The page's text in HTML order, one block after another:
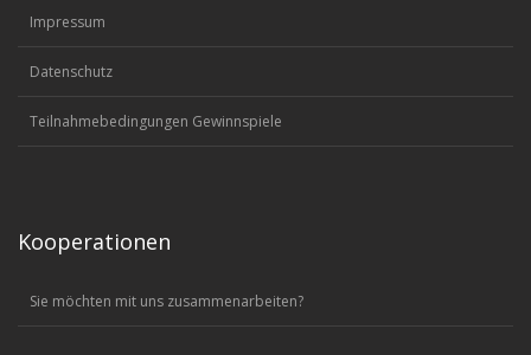
Impressum
Datenschutz
Teilnahmebedingungen Gewinnspiele
Kooperationen
Sie möchten mit uns zusammenarbeiten?